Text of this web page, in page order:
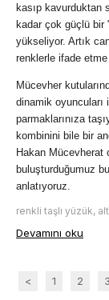
kasıp kavurduktan
kadar çok güçlü bir
yükseliyor. Artık
renklerle ifade etme
Mücevher
dinamik oyuncuları
parmaklarınıza
kombinini bile bir
Hakan Mücevherat
buluşturduğumuz
anlatıyoruz.
renkli taşlı yüzük,
Devamını oku
< 1 2 3